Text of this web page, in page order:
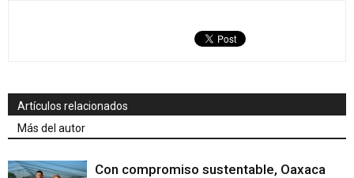
Artículos relacionados
Más del autor
Con compromiso sustentable, Oaxaca